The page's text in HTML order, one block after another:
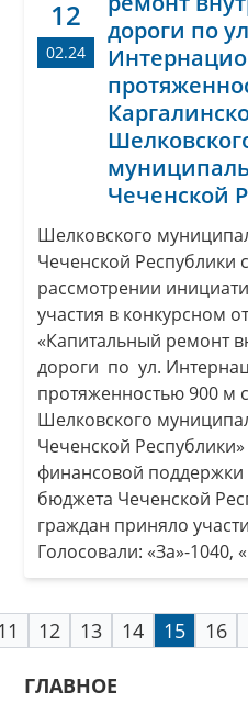
12
02.24
дороги по
Чеченской
Шелковского
Чеченской Республики
рассмотрении
участия в конкурсном
«Капитальный ремонт
дороги по ул.
протяженностью 900 м
Шелковского
Чеченской
финансовой поддержки
бюджета Чеченской
граждан приняло
Голосовали: «За»-
12 13 14 15 16
ГЛАВНОЕ